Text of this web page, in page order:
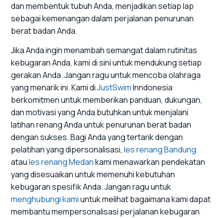
dan membentuk tubuh Anda, menjadikan setiap lap
sebagai kemenangan dalam perjalanan penurunan
berat badan Anda.
Jika Anda ingin menambah semangat dalam rutinitas
kebugaran Anda, kami di sini untuk mendukung setiap
gerakan Anda. Jangan ragu untuk mencoba olahraga
yang menarik ini. Kami diJustSwimInndonesia
berkomitmen untuk memberikan panduan, dukungan,
dan motivasi yang Anda butuhkan untuk menjalani
latihan renang Anda untuk penurunan berat badan
dengan sukses. Bagi Anda yang tertarik dengan
pelatihan yang dipersonalisasi,les renang Bandung
ataules renang Medankami menawarkan pendekatan
yang disesuaikan untuk memenuhi kebutuhan
kebugaran spesifik Anda. Jangan ragu untuk
menghubungi kamiuntuk melihat bagaimana kami dapat
membantu mempersonalisasi perjalanan kebugaran